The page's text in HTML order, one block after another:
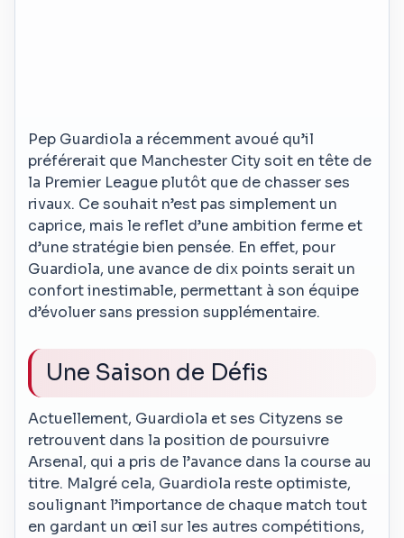
Pep Guardiola a récemment avoué qu’il
préférerait que Manchester City soit en tête de
la Premier League plutôt que de chasser ses
rivaux. Ce souhait n’est pas simplement un
caprice, mais le reflet d’une ambition ferme et
d’une stratégie bien pensée. En effet, pour
Guardiola, une avance de dix points serait un
confort inestimable, permettant à son équipe
d’évoluer sans pression supplémentaire.
Une Saison de Défis
Actuellement, Guardiola et ses Cityzens se
retrouvent dans la position de poursuivre
Arsenal, qui a pris de l’avance dans la course au
titre. Malgré cela, Guardiola reste optimiste,
soulignant l’importance de chaque match tout
en gardant un œil sur les autres compétitions,